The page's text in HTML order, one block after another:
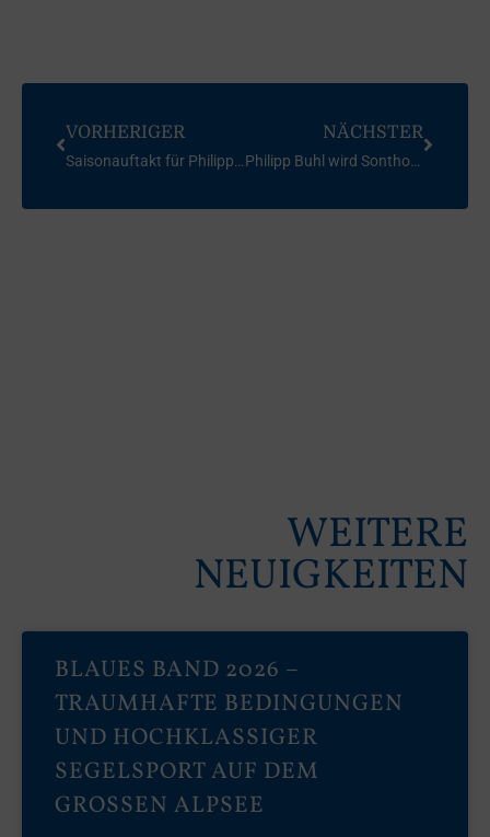
VORHERIGER
Saisonauftakt für Philipp Buhl in Miami
NÄCHSTER
Philipp Buhl wird Sonthofer Sportler des Jahres 2016
WEITERE
NEUIGKEITEN
BLAUES BAND 2026 –
TRAUMHAFTE BEDINGUNGEN
UND HOCHKLASSIGER
SEGELSPORT AUF DEM
GROSSEN ALPSEE